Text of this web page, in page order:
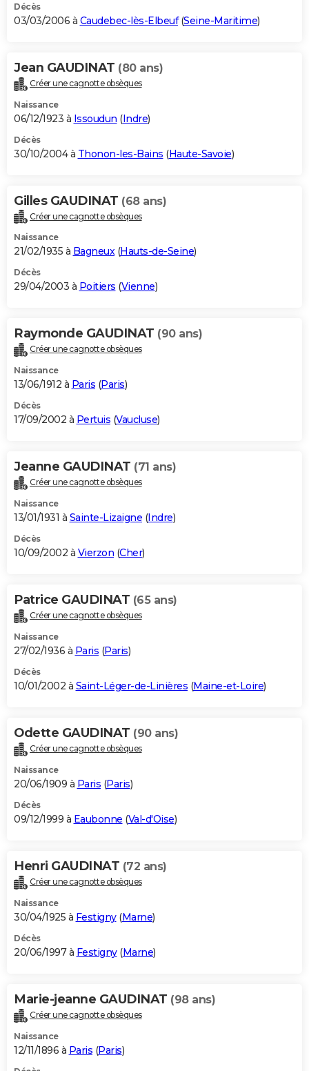
Décès
03/03/2006 à Caudebec-lès-Elbeuf(Seine-Maritime)
Jean GAUDINAT (80 ans)
Créer une cagnotte obsèques
Naissance
06/12/1923 à Issoudun (Indre)
Décès
30/10/2004 à Thonon-les-Bains (Haute-Savoie)
Gilles GAUDINAT (68 ans)
Créer une cagnotte obsèques
Naissance
21/02/1935 à Bagneux(Hauts-de-Seine)
Décès
29/04/2003 à Poitiers (Vienne)
Raymonde GAUDINAT (90 ans)
Créer une cagnotte obsèques
Naissance
13/06/1912 à Paris (Paris)
Décès
17/09/2002 à Pertuis (Vaucluse)
Jeanne GAUDINAT (71 ans)
Créer une cagnotte obsèques
Naissance
13/01/1931 à Sainte-Lizaigne (Indre)
Décès
10/09/2002 à Vierzon (Cher)
Patrice GAUDINAT (65 ans)
Créer une cagnotte obsèques
Naissance
27/02/1936 à Paris (Paris)
Décès
10/01/2002 à Saint-Léger-de-Linières (Maine-et-Loire)
Odette GAUDINAT (90 ans)
Créer une cagnotte obsèques
Naissance
20/06/1909 à Paris (Paris)
Décès
09/12/1999 à Eaubonne (Val-d'Oise)
Henri GAUDINAT (72 ans)
Créer une cagnotte obsèques
Naissance
30/04/1925 à Festigny(Marne)
Décès
20/06/1997 à Festigny(Marne)
Marie-jeanne GAUDINAT (98 ans)
Créer une cagnotte obsèques
Naissance
12/11/1896 à Paris (Paris)